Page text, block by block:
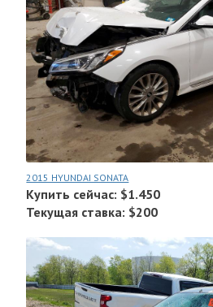
2015 HYUNDAI SONATA
Купить сейчас: $1.450
Текущая ставка: $200